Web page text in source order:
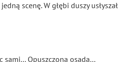
scenę. W głębi duszy usłyszał
sami… Opuszczona osada…